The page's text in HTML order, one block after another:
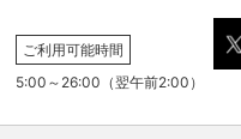
ご利用可能時間
5:00～26:00（翌午前2:00）